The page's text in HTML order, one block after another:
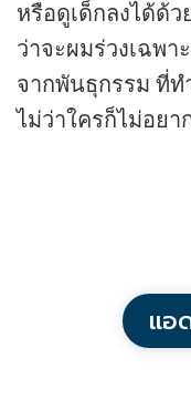
หรือดูเด็กลงได้ด้ว
ว่าจะผมร่วงเฉพ
จากพันธุกรรม ที่ท
ไม่ว่าใครก็ไม่อยา
แอ